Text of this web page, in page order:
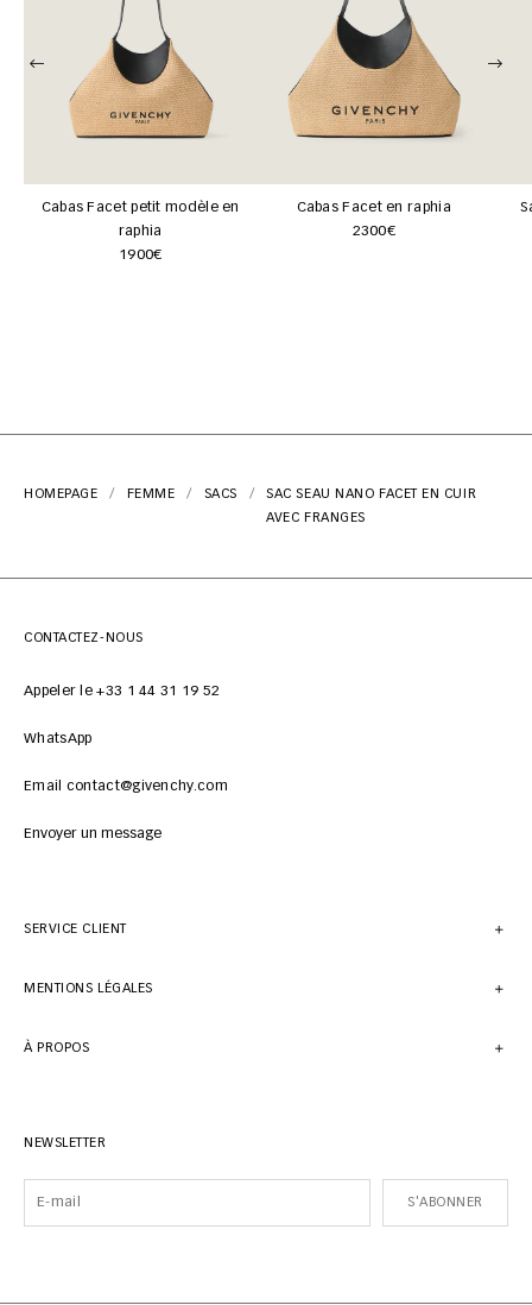
Cabas Facet petit modèle en
raphia
1900€
Cabas Facet en raphia
2300€
HOMEPAGE FEMME SACS
SAC SEAU NANO FACET EN CUIR
AVEC FRANGES
CONTACTEZ-NOUS
Appeler le +33 1 44 31 19 52
WhatsApp
Email contact@givenchy.com
Envoyer un message
SERVICE CLIENT
MENTIONS LÉGALES
À PROPOS
NEWSLETTER
S'ABONNER